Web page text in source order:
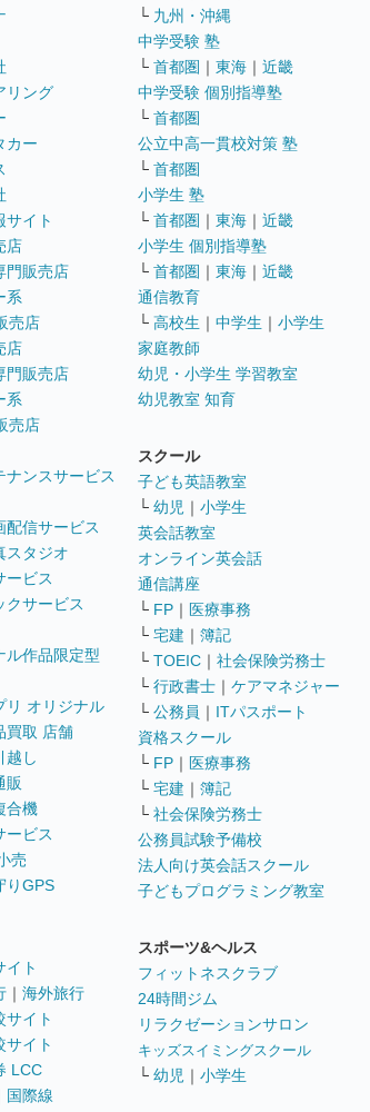
リング
カー
サイト
店
門販売店
系
売店
店
門販売店
系
売店
ナンスサービス
配信サービス
スタジオ
ービス
クサービス
ル作品限定型
リ オリジナル
買取 店舗
越し
販
合機
ービス
売
りGPS
イト
｜ 海外旅行
サイト
サイト
LCC
国際線
└ 九州・沖縄
中学受験 塾
└ 首都圏 ｜ 東海 ｜ 近畿
中学受験 個別指導塾
└ 首都圏
公立中高一貫校対策 塾
└ 首都圏
小学生 塾
└ 首都圏 ｜ 東海 ｜ 近畿
小学生 個別指導塾
└ 首都圏 ｜ 東海 ｜ 近畿
通信教育
└ 高校生 ｜ 中学生 ｜ 小学生
家庭教師
幼児・小学生 学習教室
幼児教室 知育
スクール
子ども英語教室
└ 幼児 ｜ 小学生
英会話教室
オンライン英会話
通信講座
└ FP ｜ 医療事務
└ 宅建 ｜ 簿記
└ TOEIC ｜ 社会保険労務士
└ 行政書士 ｜ ケアマネジャー
└ 公務員 ｜ ITパスポート
資格スクール
└ FP ｜ 医療事務
└ 宅建 ｜ 簿記
└ 社会保険労務士
公務員試験予備校
法人向け英会話スクール
子どもプログラミング教室
スポーツ&ヘルス
フィットネスクラブ
24時間ジム
リラクゼーションサロン
キッズスイミングスクール
└ 幼児 ｜ 小学生